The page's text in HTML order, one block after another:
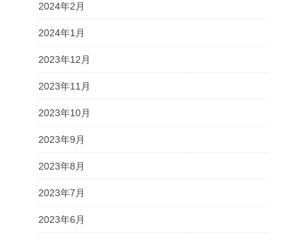
2024年2月
2024年1月
2023年12月
2023年11月
2023年10月
2023年9月
2023年8月
2023年7月
2023年6月